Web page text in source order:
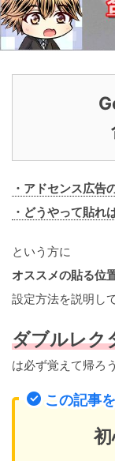
・アドセンス広告
・どうやって貼れ
という方に
オススメの貼る位
設定方法を説明し
ダブルレク
は必ず覚えて帰ろ
この記事